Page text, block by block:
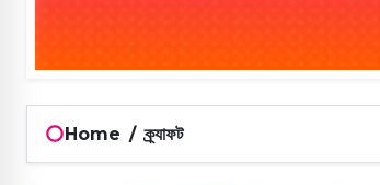
Home / ক্র্যাফট